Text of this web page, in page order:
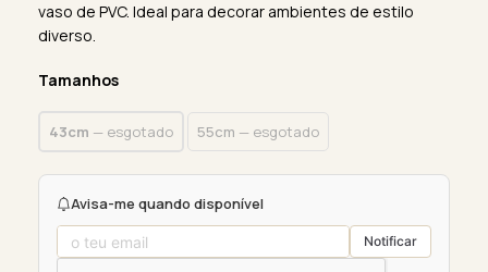
vaso de PVC. Ideal para decorar ambientes de estilo
diverso.
Tamanhos
43cm — esgotado 55cm — esgotado
Avisa-me quando disponível
Notificar